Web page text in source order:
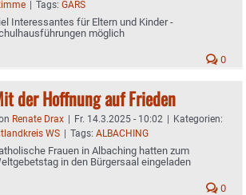
| Tags: GARS
Interessantes für Eltern und Kinder -
möglich
0
der Hoffnung auf Frieden
Renate Drax | Fr. 14.3.2025 - 10:02 | Kategorien:
WS | Tags: ALBACHING
Frauen in Albaching hatten zum
in den Bürgersaal eingeladen
0